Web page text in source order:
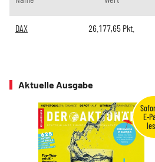
DAX 26.177,65 Pkt.
Aktuelle Ausgabe